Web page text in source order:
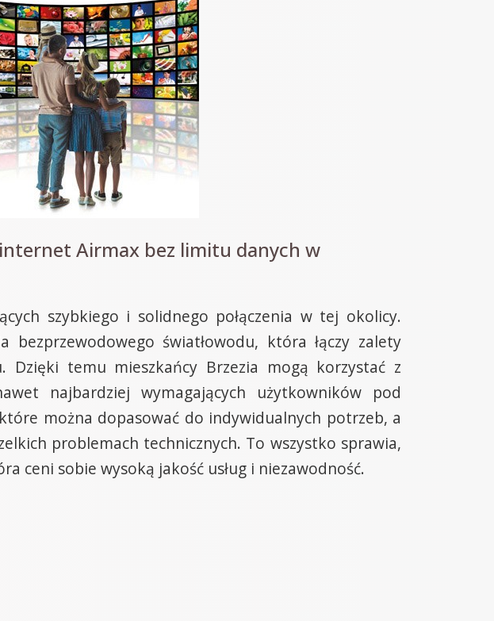
internet Airmax bez limitu danych w
szybkiego i solidnego połączenia w tej okolicy.
światłowodu, która łączy zalety
Dzięki temu mieszkańcy Brzezia mogą korzystać z
najbardziej wymagających użytkowników pod
można dopasować do indywidualnych potrzeb, a
problemach technicznych. To wszystko sprawia,
ceni sobie wysoką jakość usług i niezawodność.